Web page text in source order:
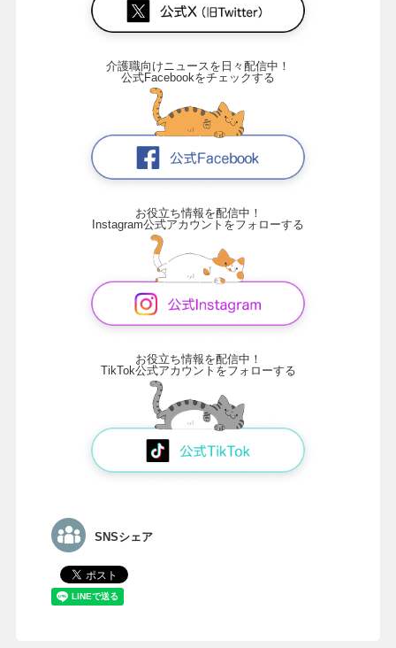
介護職向けニュースを日々配信中！
公式Facebookをチェックする
お役立ち情報を配信中！
Instagram公式アカウントをフォローする
お役立ち情報を配信中！
TikTok公式アカウントをフォローする
SNSシェア